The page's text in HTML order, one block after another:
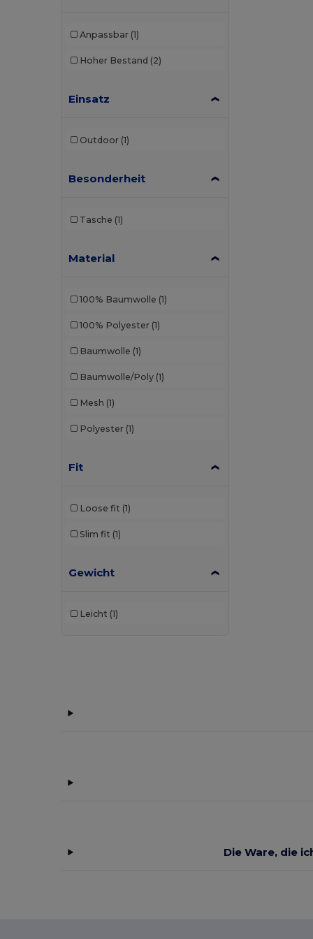
Anpassbar (1)
Hoher Bestand (2)
Einsatz
Outdoor (1)
Besonderheit
Tasche (1)
Material
100% Baumwolle (1)
100% Polyester (1)
Baumwolle (1)
Baumwolle/Poly (1)
Mesh (1)
Polyester (1)
Fit
Loose fit (1)
Slim fit (1)
Gewicht
Leicht (1)
Die Ware, die